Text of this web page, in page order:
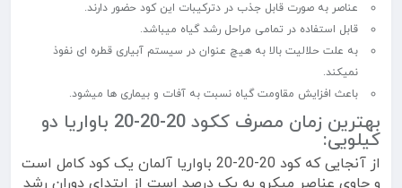
عناصر به صورت قابل جذب در دترکیبات این کود حضور دارند.
قابل استفاده در تمامی مراحل رشد گیاه میباشد.
به علت حلالیت بالا به هیچ عنوان در سیستم آبیاری قطره ای نفوذ
نمیکند.
باعث افزایش مقاومت گیاه نسبت به آفات و بیماری ها میشود.
بهترین زمان مصرف ککود 20-20-20 باواریا دو
کیلویی:
از آنجایی که کود 20-20-20 باواریا آلمان یک کود کامل است
و حاوی عناصر میکرو به یک درصد است از ابتدای دوران رشد